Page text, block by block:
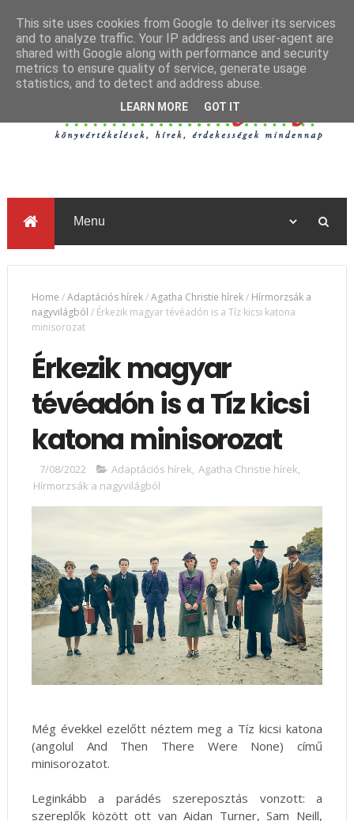
Home /Adaptációs hírek/Agatha Christie hírek/ Hírmorzsák a
nagyvilágból / Érkezik magyar tévéadón is a Tíz kicsi katona
minisorozat
Érkezik magyar
tévéadón is a Tíz kicsi
katona minisorozat
7/08/2022 Adaptációs hírek, Agatha Christie hírek,
Hírmorzsák a nagyvilágból
Még évekkel ezelőtt néztem meg a Tíz kicsi katona
(angolul And Then There Were None) című
minisorozatot.
Leginkább a parádés szereposztás vonzott: a
szereplők között ott van Aidan Turner, Sam Neill,
This site uses cookies from Google to deliver its services
and to analyze traffic. Your IP address and user-agent are
shared with Google along with performance and security
metrics to ensure quality of service, generate usage
statistics, and to detect and address abuse.
LEARN MORE GOT IT